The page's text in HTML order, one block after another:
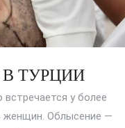
ТУРЦИИ
у более
женщин. Облысение —